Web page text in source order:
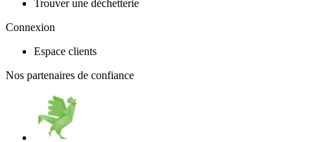
Trouver une déchetterie
Connexion
Espace clients
Nos partenaires de confiance